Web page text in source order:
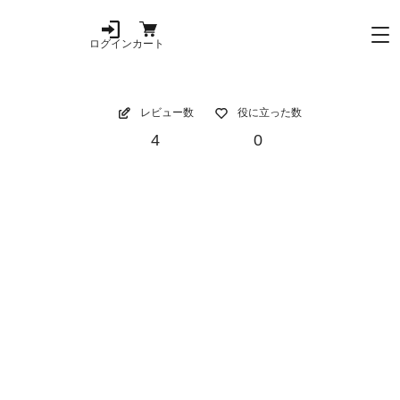
ログインカート
レビュー数
4
役に立った数
0